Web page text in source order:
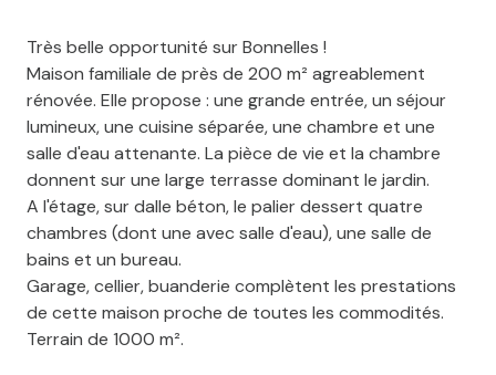
Très belle opportunité sur Bonnelles !
Maison familiale de près de 200 m² agreablement
rénovée. Elle propose : une grande entrée, un séjour
lumineux, une cuisine séparée, une chambre et une
salle d'eau attenante. La pièce de vie et la chambre
donnent sur une large terrasse dominant le jardin.
A l'étage, sur dalle béton, le palier dessert quatre
chambres (dont une avec salle d'eau), une salle de
bains et un bureau.
Garage, cellier, buanderie complètent les prestations
de cette maison proche de toutes les commodités.
Terrain de 1000 m².